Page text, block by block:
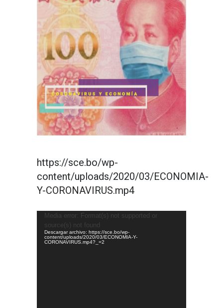
https://sce.bo/wp-
content/uploads/2020/03/ECONOMIA-
Y-CORONAVIRUS.mp4
Reproductor
vídeo
Media error: Format(s) not supported or
source(s) not found
Descargar archivo: https://sce.bo/wp-
content/uploads/2020/03/ECONOMIA-Y-
CORONAVIRUS.mp4?_=2